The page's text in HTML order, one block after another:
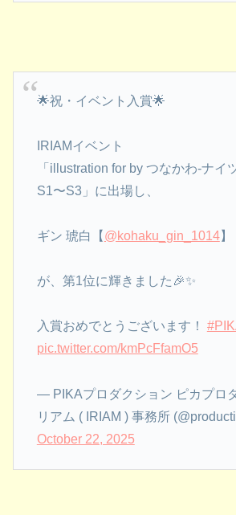
🌟祝・イベント入賞🌟
IRIAMイベント
「illustration for by つなかわ-ナイ
S1〜S3」に出場し、
ギン 琥白【 @kohaku_gin_1014】
が、第1位に輝きました🎉✨
入賞おめでとうございます！
pic.twitter.com/kmPcFfamO5
— PIKAプロダクション ピカプロ
リアム ( IRIAM ) 事務所
October 22, 2025